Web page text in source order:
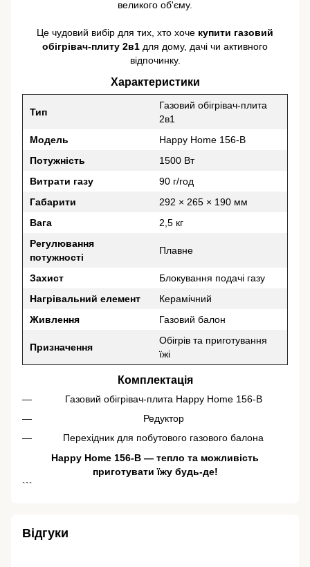
великого об'єму.
Це чудовий вибір для тих, хто хоче купити газовий
обігрівач-плиту 2в1 для дому, дачі чи активного
відпочинку.
Характеристики
Тип
Газовий обігрівач-плита
2в1
Модель
Happy Home 156-B
Потужність
1500 Вт
Витрати газу
90 г/год
Габарити
292 × 265 × 190 мм
Вага
2,5 кг
Регулювання
потужності
Плавне
Захист
Блокування подачі газу
Нагрівальний елемент
Керамічний
Живлення
Газовий балон
Призначення
Обігрів та приготування
їжі
Комплектація
Газовий обігрівач-плита Happy Home 156-B
Редуктор
Перехідник для побутового газового балона
Happy Home 156-B — тепло та можливість
приготувати їжу будь-де!
```
Відгуки